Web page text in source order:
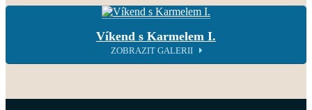
Víkend s Karmelem I.
ZOBRAZIT GALERII